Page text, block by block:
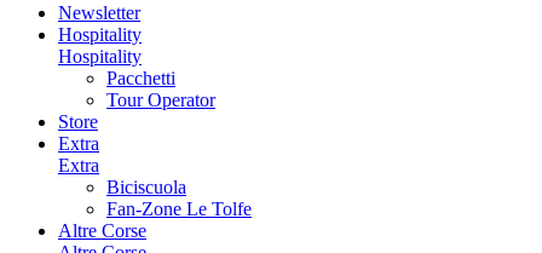
Newsletter
Hospitality
Hospitality
Pacchetti
Tour Operator
Store
Extra
Extra
Biciscuola
Fan-Zone Le Tolfe
Altre Corse